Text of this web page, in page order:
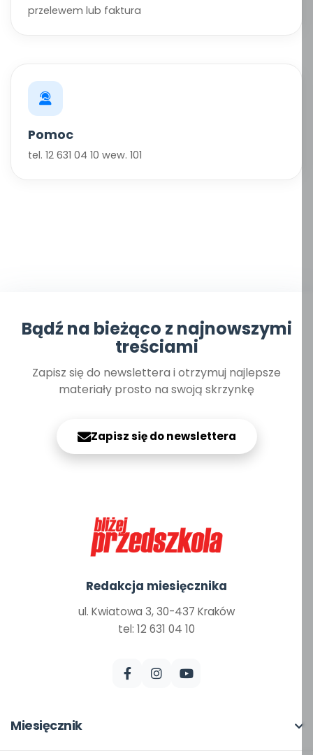
przelewem lub faktura
Pomoc
tel. 12 631 04 10 wew. 101
Bądź na bieżąco z najnowszymi
treściami
Zapisz się do newslettera i otrzymuj najlepsze
materiały prosto na swoją skrzynkę
Zapisz się do newslettera
Redakcja miesięcznika
ul. Kwiatowa 3, 30-437 Kraków
tel: 12 631 04 10
Miesięcznik